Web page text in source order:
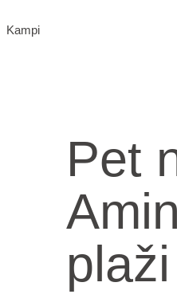
Kampi
Pet
plaži